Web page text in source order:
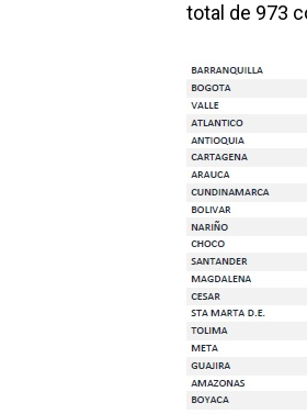
total de 973